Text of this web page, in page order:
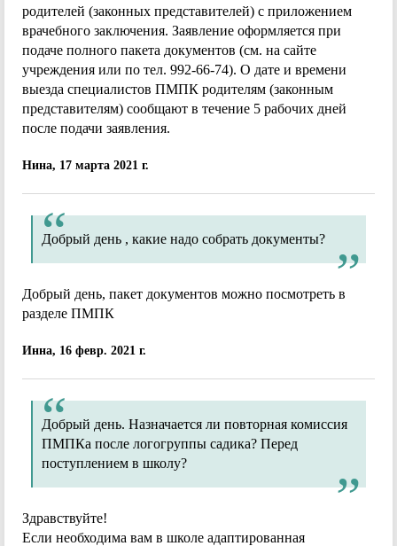
родителей (законных представителей) с приложением
врачебного заключения. Заявление оформляется при
подаче полного пакета документов (см. на сайте
учреждения или по тел. 992-66-74). О дате и времени
выезда специалистов ПМПК родителям (законным
представителям) сообщают в течение 5 рабочих дней
после подачи заявления.
Нина, 17 марта 2021 г.
Добрый день , какие надо собрать документы?
Добрый день, пакет документов можно посмотреть в
разделе ПМПК
Инна, 16 февр. 2021 г.
Добрый день. Назначается ли повторная комиссия
ПМПКа после логогруппы садика? Перед
поступлением в школу?
Здравствуйте!
Если необходима вам в школе адаптированная